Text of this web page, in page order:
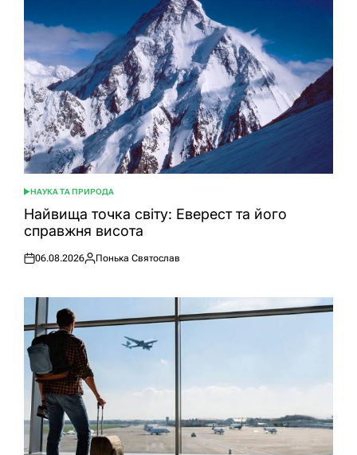
ОПУБЛІКУВАТИ
У
НАУКА ТА ПРИРОДА
Найвища точка світу: Еверест та його
справжня висота
Оприлюднено
06.08.2026
Опубліковано
Понька Святослав